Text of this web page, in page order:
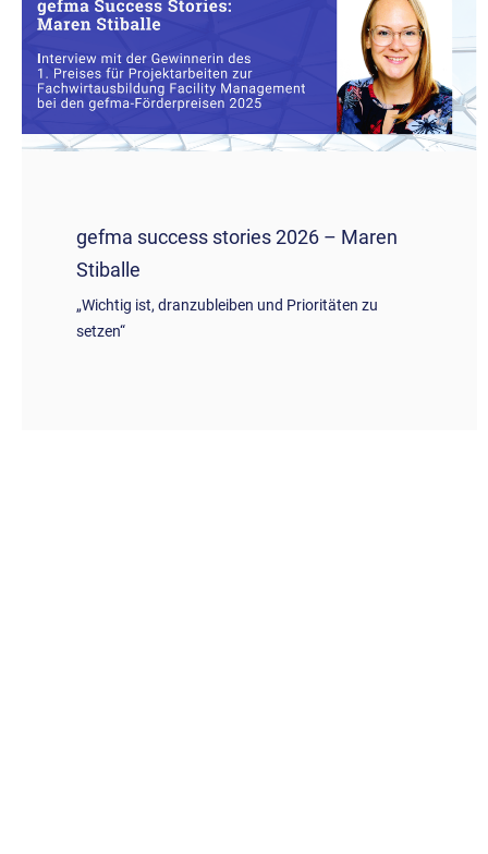
gefma success stories 2026 – Maren
Stiballe
„Wichtig ist, dranzubleiben und Prioritäten zu
setzen“